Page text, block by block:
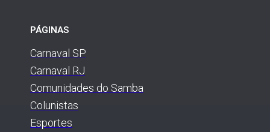
PÁGINAS
Carnaval SP
Carnaval RJ
Comunidades do Samba
Colunistas
Esportes